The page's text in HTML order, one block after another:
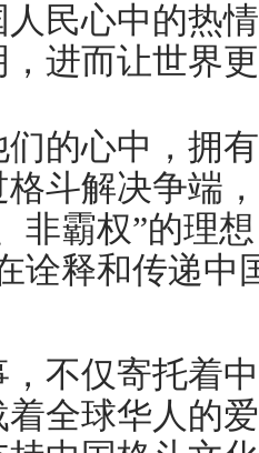
民心中的热
进而让世界
心中，拥有
斗解决争端
非霸权”的理
诠释和传递中
仅寄托着中
全球华人的